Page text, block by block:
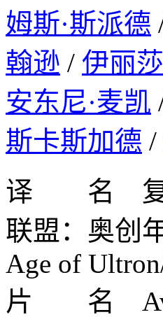
姆斯·斯派德
翰逊 / 伊丽
安东尼·麦凯
斯卡斯加德 /
译 名 复仇
联盟：奥创
Age of
片 名